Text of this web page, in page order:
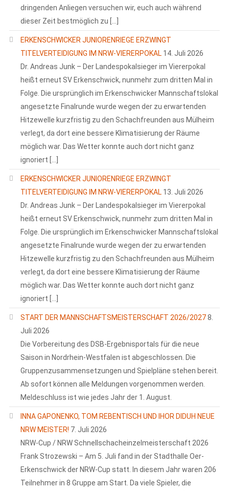
dringenden Anliegen versuchen wir, euch auch während
dieser Zeit bestmöglich zu […]
ERKENSCHWICKER JUNIORENRIEGE ERZWINGT
TITELVERTEIDIGUNG IM NRW-VIERERPOKAL 14. Juli 2026
Dr. Andreas Junk – Der Landespokalsieger im Viererpokal
heißt erneut SV Erkenschwick, nunmehr zum dritten Mal in
Folge. Die ursprünglich im Erkenschwicker Mannschaftslokal
angesetzte Finalrunde wurde wegen der zu erwartenden
Hitzewelle kurzfristig zu den Schachfreunden aus Mülheim
verlegt, da dort eine bessere Klimatisierung der Räume
möglich war. Das Wetter konnte auch dort nicht ganz
ignoriert […]
ERKENSCHWICKER JUNIORENRIEGE ERZWINGT
TITELVERTEIDIGUNG IM NRW-VIERERPOKAL 13. Juli 2026
Dr. Andreas Junk – Der Landespokalsieger im Viererpokal
heißt erneut SV Erkenschwick, nunmehr zum dritten Mal in
Folge. Die ursprünglich im Erkenschwicker Mannschaftslokal
angesetzte Finalrunde wurde wegen der zu erwartenden
Hitzewelle kurzfristig zu den Schachfreunden aus Mülheim
verlegt, da dort eine bessere Klimatisierung der Räume
möglich war. Das Wetter konnte auch dort nicht ganz
ignoriert […]
START DER MANNSCHAFTSMEISTERSCHAFT 2026/20278.
Juli 2026
Die Vorbereitung des DSB-Ergebnisportals für die neue
Saison in Nordrhein-Westfalen ist abgeschlossen. Die
Gruppenzusammensetzungen und Spielpläne stehen bereit.
Ab sofort können alle Meldungen vorgenommen werden.
Meldeschluss ist wie jedes Jahr der 1. August.
INNA GAPONENKO, TOM REBENTISCH UND IHOR DIDUH NEUE
NRW MEISTER! 7. Juli 2026
NRW-Cup / NRW Schnellschacheinzelmeisterschaft 2026
Frank Strozewski – Am 5. Juli fand in der Stadthalle Oer-
Erkenschwick der NRW-Cup statt. In diesem Jahr waren 206
Teilnehmer in 8 Gruppe am Start. Da viele Spieler, die